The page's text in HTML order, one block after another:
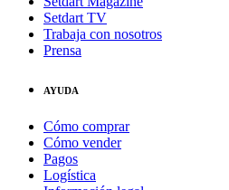
Setdart TV
Trabaja con nosotros
Prensa
AYUDA
Cómo comprar
Cómo vender
Pagos
Logística